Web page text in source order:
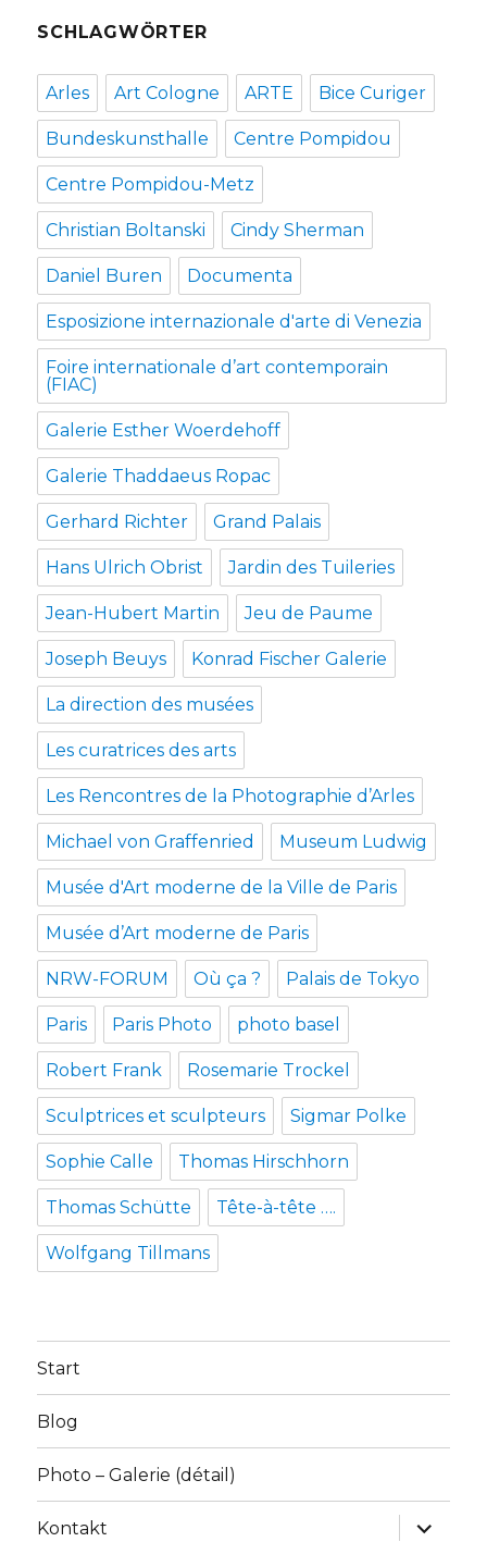
SCHLAGWÖRTER
Arles Art Cologne ARTE Bice Curiger
Bundeskunsthalle Centre Pompidou
Centre Pompidou-Metz
Christian Boltanski Cindy Sherman
Daniel Buren Documenta
Esposizione internazionale d'arte di Venezia
Foire internationale d’art contemporain
(FIAC)
Galerie Esther Woerdehoff
Galerie Thaddaeus Ropac
Gerhard Richter Grand Palais
Hans Ulrich Obrist Jardin des Tuileries
Jean-Hubert Martin Jeu de Paume
Joseph Beuys Konrad Fischer Galerie
La direction des musées
Les curatrices des arts
Les Rencontres de la Photographie d’Arles
Michael von Graffenried Museum Ludwig
Musée d'Art moderne de la Ville de Paris
Musée d’Art moderne de Paris
NRW-FORUM Où ça ? Palais de Tokyo
Paris Paris Photo photo basel
Robert Frank Rosemarie Trockel
Sculptrices et sculpteurs Sigmar Polke
Sophie Calle Thomas Hirschhorn
Thomas Schütte Tête-à-tête ….
Wolfgang Tillmans
Start
Blog
Photo – Galerie (détail)
Kontakt